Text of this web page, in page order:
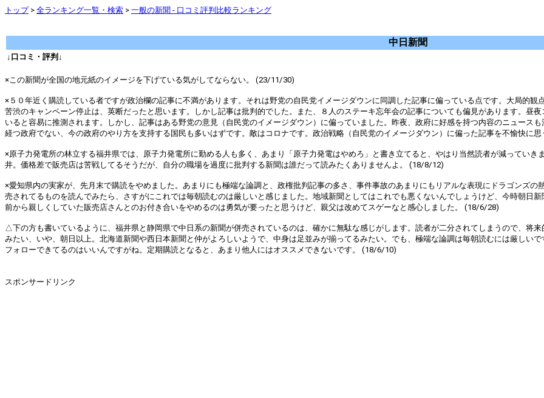
トップ> 全ランキング一覧・検索 > 一般の新聞 - 口コミ評判比較ランキング
中日新聞
↓口コミ・評判↓
×この新聞が全国の地元紙のイメージを下げている気がしてならない。 (23/11/30)
×５０年近く購読している者ですが政治欄の記事に不満があります。それは野党の自民党イメージダウンに同調した記事に偏っている点です。大局的
苦渋のキャンペーン停止は、英断だったと思います。しかし記事は批判的でした。また、８人のステーキ忘年会の記事についても偏見があります。昼
いると容易に推測されます。しかし、記事はある野党の意見（自民党のイメージダウン）に偏っていました。昨夜、政府に好感を持つ内容のニュース
経つ政府でない、今の政府のやり方を支持する国民も多いはずです。敵はコロナです。政治戦略（自民党のイメージダウン）に偏った記事を不愉快に
×原子力発電所の林立する福井県では、原子力発電所に勤める人も多く、あまり「原子力発電はやめろ」と書き立てると、やはり当然読者が減ってい
井。価格差で販売店は苦戦してるそうだが、自分の職場を過度に批判する新聞は誰だって読みたくありませんよ。 (18/8/12)
×愛知県内の実家が、先月末で購読をやめました。あまりにも極端な論調と、政権批判記事の多さ、事件事故のあまりにもリアルな表現にドラゴンズ
売されてるものを読んでみたら、さすがにこれでは毎朝読むのは厳しいと感じました。地域新聞としてはこれでも悪くないんでしょうけど、今時朝日
前から親しくしていた販売店さんとのお付き合いをやめるのは勇気が要ったと思うけど、親父は改めてスゲーなと感心しました。 (18/6/28)
△下の方も書いているように、福井県と静岡県で中日系の新聞が併売されているのは、確かに無駄な感じがします。読者が二分されてしまうので、将
みたい、いや、朝日以上。北海道新聞や西日本新聞と仲がよろしいようで、中身は足並みが揃ってるみたい。でも、極端な論調は毎朝読むには厳しい
フォローできてるのはいいんですがね。定期購読となると、あまり他人にはオススメできないです。 (18/6/10)
スポンサードリンク